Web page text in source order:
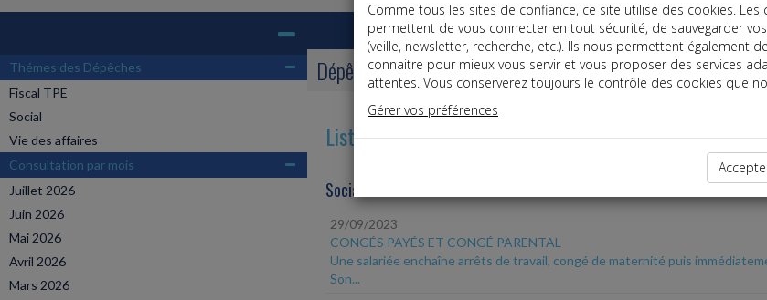
Thémes des Dépêches
Fiscal TPE
Social
Vie des affaires
Consultation par mois
Juillet 2026
Juin 2026
Mai 2026
Avril 2026
Mars 2026
Dépêches
Liste des dernières dépêches
Social
29/09/2023
CONGÉS PAYÉS ET CONGÉ PARENTAL
Une salariée enchaîne arrêts de travail, congé de maternité puis
Son...
Comme tous les sites de confiance, ce site utilise des cookies. Les
permettent de vous connecter en tout sécurité, de sauvegarder
(veille, newsletter, recherche, etc.). Ils nous permettent également
connaitre pour mieux vous servir et vous proposer des services
attentes. Vous conserverez toujours le contrôle des cookies que
Gérer vos préférences